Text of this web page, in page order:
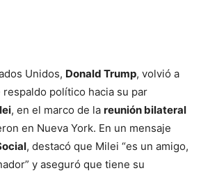
Unidos, Donald Trump, volvió a
político hacia su par
, en el marco de la reunión bilateral
en Nueva York. En un mensaje
, destacó que Milei “es un amigo,
y aseguró que tiene su